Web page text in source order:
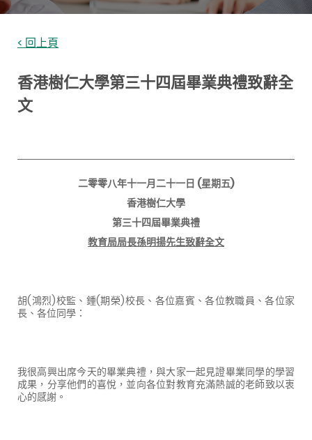
< 回上頁
香港樹仁大學第三十四屆畢業典禮致辭全
文
二零零八年十一月二十一日 (星期五)
香港樹仁大學
第三十四屆畢業典禮
教育局局長孫明揚先生致辭全文
胡(鴻烈)校監、鍾(期榮)校長、各位嘉賓、各位教職員、各位家
長、各位同學：
我很高興出席今天的畢業典禮，與大家一起見證畢業同學的學習
成果，分享他們的喜悅，並向各位對教育充滿熱誠的老師致以衷
心的感謝。